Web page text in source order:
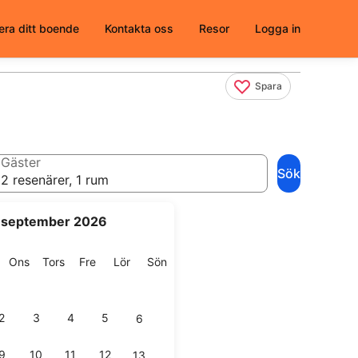
ditt boende Kontakta oss Resor Logga in
Spara
september 2026
OnsOnsdag
TorsTorsdag
FreFredag
LörLördag
SönSöndag
2 3 4 5 6
9 10 11 12 13
Gäster
2 resenärer, 1 rum
Sök